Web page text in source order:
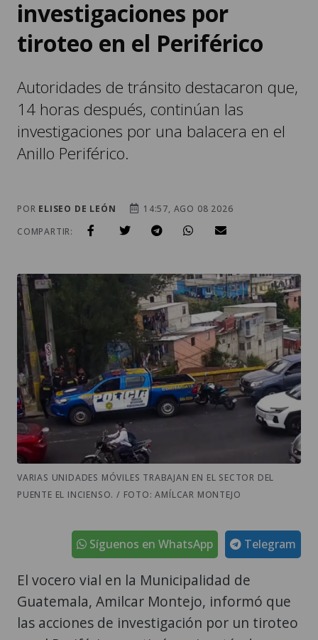
investigaciones por
tiroteo en el Periférico
Autoridades de tránsito destacaron que,
14 horas después, continúan las
investigaciones por una balacera en el
Anillo Periférico.
POR ELISEO DE LEÓN
14:57, AGO 08 2026
COMPARTIR:
VARIAS UNIDADES MÓVILES TRABAJAN EN EL SECTOR DEL
PUENTE EL INCIENSO. / FOTO: AMÍLCAR MONTEJO
Telegram
Síguenos en WhatsApp
El vocero vial en la Municipalidad de
Guatemala, Amilcar Montejo, informó que
las acciones de investigación por un tiroteo